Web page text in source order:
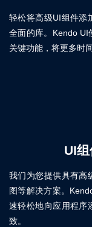
轻松将高级UI组件添
全面的库。Kendo UI
关键功能，将更多时
UI
我们为您提供具有高
图等解决方案。
速轻松地向应用程序
致。